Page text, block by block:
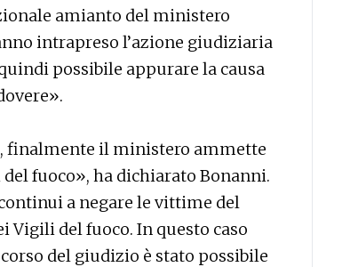
amianto del ministero
intrapreso l’azione giudiziaria
possibile appurare la causa
finalmente il ministero ammette
fuoco», ha dichiarato Bonanni.
a negare le vittime del
Vigili del fuoco. In questo caso
del giudizio è stato possibile